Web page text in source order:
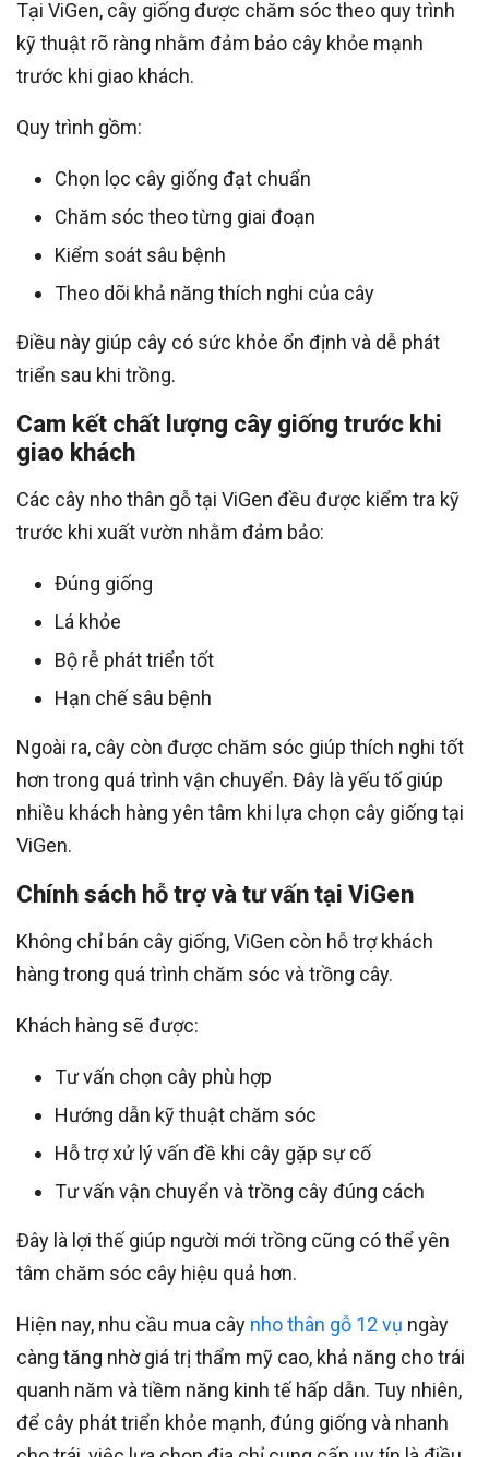
Tại ViGen, cây giống được chăm sóc theo quy trình
kỹ thuật rõ ràng nhằm đảm bảo cây khỏe mạnh
trước khi giao khách.
Quy trình gồm:
Chọn lọc cây giống đạt chuẩn
Chăm sóc theo từng giai đoạn
Kiểm soát sâu bệnh
Theo dõi khả năng thích nghi của cây
Điều này giúp cây có sức khỏe ổn định và dễ phát
triển sau khi trồng.
Cam kết chất lượng cây giống trước khi
giao khách
Các cây nho thân gỗ tại ViGen đều được kiểm tra kỹ
trước khi xuất vườn nhằm đảm bảo:
Đúng giống
Lá khỏe
Bộ rễ phát triển tốt
Hạn chế sâu bệnh
Ngoài ra, cây còn được chăm sóc giúp thích nghi tốt
hơn trong quá trình vận chuyển. Đây là yếu tố giúp
nhiều khách hàng yên tâm khi lựa chọn cây giống tại
ViGen.
Chính sách hỗ trợ và tư vấn tại ViGen
Không chỉ bán cây giống, ViGen còn hỗ trợ khách
hàng trong quá trình chăm sóc và trồng cây.
Khách hàng sẽ được:
Tư vấn chọn cây phù hợp
Hướng dẫn kỹ thuật chăm sóc
Hỗ trợ xử lý vấn đề khi cây gặp sự cố
Tư vấn vận chuyển và trồng cây đúng cách
Đây là lợi thế giúp người mới trồng cũng có thể yên
tâm chăm sóc cây hiệu quả hơn.
Hiện nay, nhu cầu mua cây nho thân gỗ 12 vụ ngày
càng tăng nhờ giá trị thẩm mỹ cao, khả năng cho trái
quanh năm và tiềm năng kinh tế hấp dẫn. Tuy nhiên,
để cây phát triển khỏe mạnh, đúng giống và nhanh